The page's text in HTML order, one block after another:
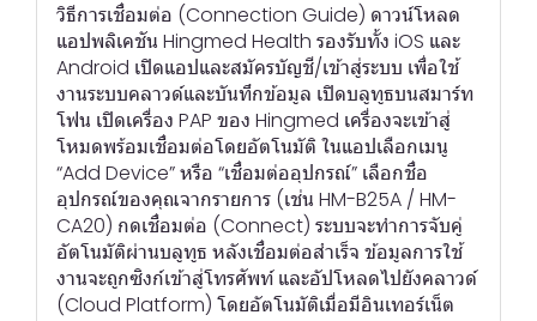
วิธีการเชื่อมต่อ (Connection Guide) ดาวน์โหลด
แอปพลิเคชัน Hingmed Health รองรับทั้ง iOS และ
Android เปิดแอปและสมัครบัญชี/เข้าสู่ระบบ เพื่อใช้
งานระบบคลาวด์และบันทึกข้อมูล เปิดบลูทูธบนสมาร์ท
โฟน เปิดเครื่อง PAP ของ Hingmed เครื่องจะเข้าสู่
โหมดพร้อมเชื่อมต่อโดยอัตโนมัติ ในแอปเลือกเมนู
“Add Device” หรือ “เชื่อมต่ออุปกรณ์” เลือกชื่อ
อุปกรณ์ของคุณจากรายการ (เช่น HM-B25A / HM-
CA20) กดเชื่อมต่อ (Connect) ระบบจะทำการจับคู่
อัตโนมัติผ่านบลูทูธ หลังเชื่อมต่อสำเร็จ ข้อมูลการใช้
งานจะถูกซิงก์เข้าสู่โทรศัพท์ และอัปโหลดไปยังคลาวด์
(Cloud Platform) โดยอัตโนมัติเมื่อมีอินเทอร์เน็ต